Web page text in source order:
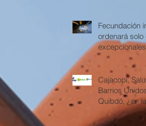
Fecundación
ordenará solo
Corte
Cajacopi,
Barrios
Quibdó, ¿en
floja?